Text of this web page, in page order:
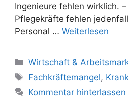
Ingenieure fehlen wirklich.
Pflegekräfte fehlen
Personal … Weiterlesen
Kategorien
Wirtschaft &
Schlagwörter
Fachkräftemangel,
Kommentar hinterlassen